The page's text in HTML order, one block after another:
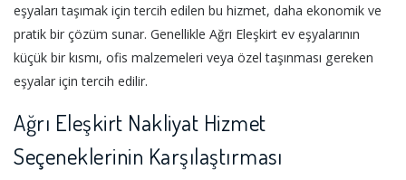
eşyaları taşımak için tercih edilen bu hizmet, daha ekonomik ve
pratik bir çözüm sunar. Genellikle Ağrı Eleşkirt ev eşyalarının
küçük bir kısmı, ofis malzemeleri veya özel taşınması gereken
eşyalar için tercih edilir.
Ağrı Eleşkirt Nakliyat Hizmet
Seçeneklerinin Karşılaştırması